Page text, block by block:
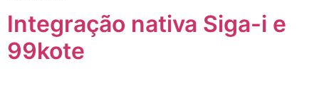
Integração nativa Siga-i e
99kote